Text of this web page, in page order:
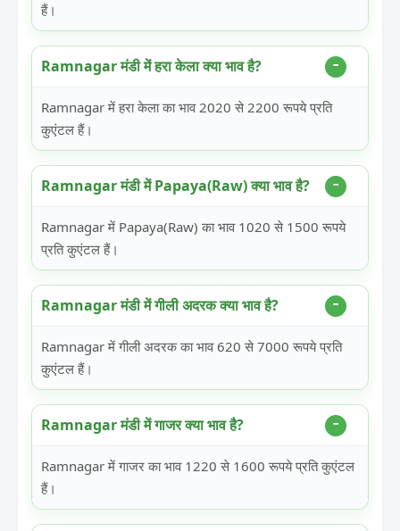
हैं।
Ramnagar मंडी में हरा केला क्या भाव है?
Ramnagar में हरा केला का भाव 2020 से 2200 रूपये प्रति
कुएंटल हैं।
Ramnagar मंडी में Papaya(Raw) क्या भाव है?
Ramnagar में Papaya(Raw) का भाव 1020 से 1500 रूपये
प्रति कुएंटल हैं।
Ramnagar मंडी में गीली अदरक क्या भाव है?
Ramnagar में गीली अदरक का भाव 620 से 7000 रूपये प्रति
कुएंटल हैं।
Ramnagar मंडी में गाजर क्या भाव है?
Ramnagar में गाजर का भाव 1220 से 1600 रूपये प्रति कुएंटल
हैं।